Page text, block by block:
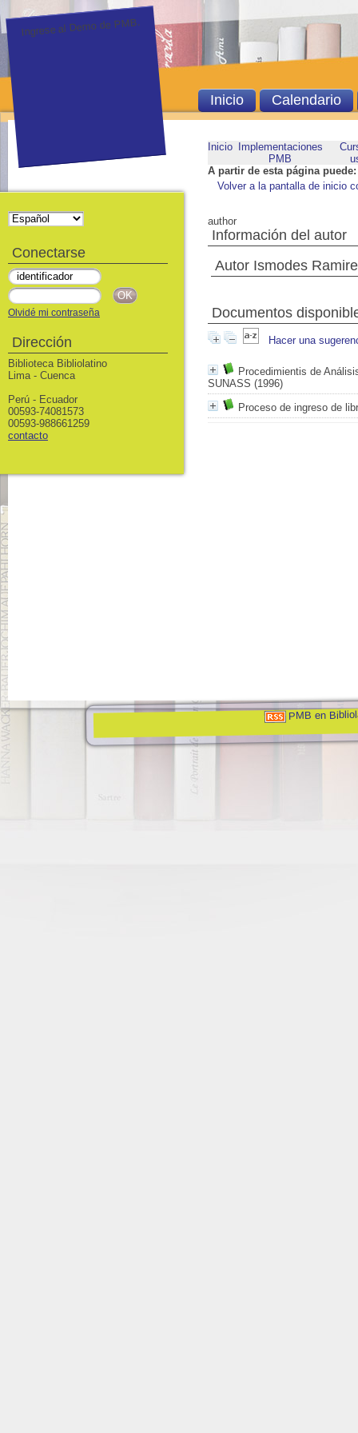
Inicio
Implementaciones
PMB
A partir de esta página puede:
Volver a la pantalla de inicio
author
Información del autor
Autor Ismodes
Documentos
Hacer una
Procedimientis de
SUNASS (1996)
Proceso de ingreso de
PMB en
Ingrese al Demo de PMB.
Inicio Calendario
Conectarse
Olvidé mi contraseña
Dirección
Biblioteca Bibliolatino
Lima - Cuenca
Perú - Ecuador
00593-74081573
00593-988661259
contacto